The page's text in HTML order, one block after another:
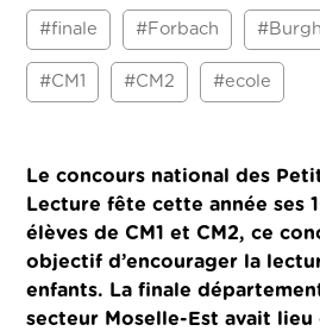
#finale #Forbach
#CM1 #CM2 #ecole
Le concours national des
Lecture fête cette année ses
élèves de CM1 et CM2, ce
objectif d’encourager la
enfants. La finale
secteur Moselle-Est avait lieu